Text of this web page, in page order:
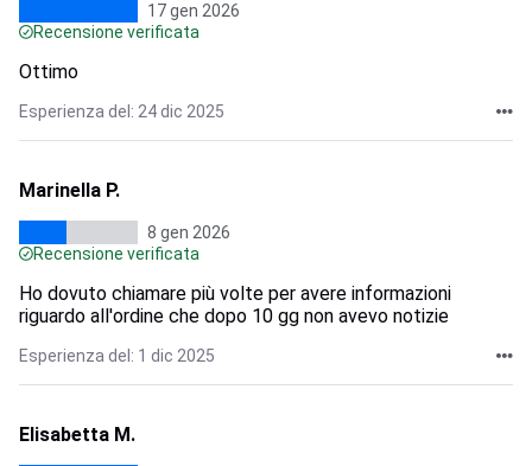
17 gen 2026
Recensione verificata
Ottimo
Esperienza del: 24 dic 2025
Marinella P.
8 gen 2026
Recensione verificata
Ho dovuto chiamare più volte per avere informazioni
riguardo all'ordine che dopo 10 gg non avevo notizie
Esperienza del: 1 dic 2025
Elisabetta M.